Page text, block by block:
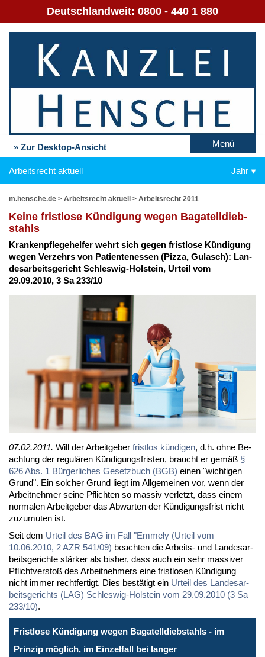
Deutschlandweit: 0800 - 440 1 880
» Zur Desktop-Ansicht Menü
Arbeitsrecht aktuell Jahr
m.hensche.de > Arbeitsrecht aktuell > Arbeitsrecht 2011
Kei­ne frist­lo­se Kün­di­gung we­gen Ba­ga­tell­dieb­
stahls
Kran­ken­pfle­ge­hel­fer wehrt sich ge­gen frist­lo­se Kün­di­gung
we­gen Ver­zehrs von Pa­ti­en­ten­es­sen (Piz­za, Gu­lasch): Lan­
des­ar­beits­ge­richt Schles­wig-Hol­stein, Ur­teil vom
29.09.2010, 3 Sa 233/10
07.02.2011. Will der Ar­beit­ge­ber frist­los kün­di­gen, d.h. oh­ne Be­
ach­tung der re­gu­lä­ren Kün­di­gungs­fris­ten, braucht er ge­mäß §
626 Abs. 1 Bür­ger­li­ches Ge­setz­buch (BGB) ei­nen "wich­ti­gen
Grund". Ein sol­cher Grund liegt im All­ge­mei­nen vor, wenn der
Ar­beit­neh­mer sei­ne Pflich­ten so mas­siv ver­letzt, dass ei­nem
nor­ma­len Ar­beit­ge­ber das Ab­war­ten der Kün­di­gungs­frist nicht
zu­zu­mu­ten ist.
Seit dem Ur­teil des BAG im Fall "Em­me­ly (Ur­teil vom
10.06.2010, 2 AZR 541/09) be­ach­ten die Ar­beits- und Lan­des­ar­
beits­ge­rich­te stär­ker als bis­her, dass auch ein sehr mas­si­ver
Pflicht­ver­stoß des Ar­beit­neh­mers ei­ne frist­lo­sen Kün­di­gung
nicht im­mer recht­fer­tigt. Dies be­stä­tigt ein Ur­teil des Lan­des­ar­
beits­ge­richts (LAG) Schles­wig-Hol­stein vom 29.09.2010 (3 Sa
233/10).
Fristlose Kündigung wegen Bagatelldiebstahls - im
Prinzip möglich, im Einzelfall bei langer